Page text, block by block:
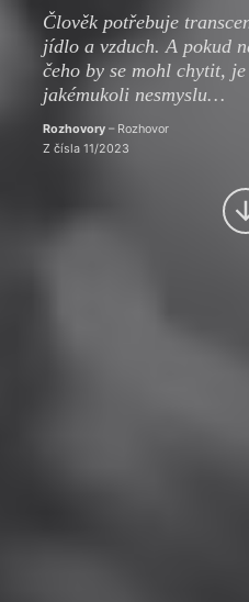
Člověk potřebuje
jídlo a vzduch. A pokud
čeho by se mohl chytit,
jakémukoli nesmyslu…
Rozhovory– Rozhovor
Z čísla 11/2023